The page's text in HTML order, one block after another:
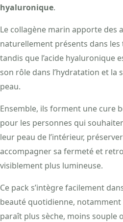
hyaluronique.
Le collagène marin apporte des
naturellement présents dans
tandis que l’acide hyaluronique
son rôle dans l’hydratation et la
peau.
Ensemble, ils forment une cure
pour les personnes qui
leur peau de l’intérieur,
accompagner sa fermeté et
visiblement plus lumineuse.
Ce pack s’intègre facilement
beauté quotidienne, notamment
paraît plus sèche, moins souple